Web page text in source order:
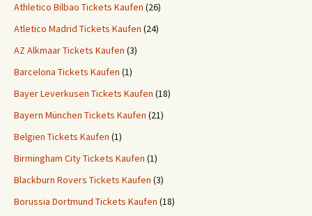
Athletico Bilbao Tickets Kaufen (26)
Atletico Madrid Tickets Kaufen (24)
AZ Alkmaar Tickets Kaufen (3)
Barcelona Tickets Kaufen (1)
Bayer Leverkusen Tickets Kaufen (18)
Bayern München Tickets Kaufen (21)
Belgien Tickets Kaufen (1)
Birmingham City Tickets Kaufen (1)
Blackburn Rovers Tickets Kaufen (3)
Borussia Dortmund Tickets Kaufen (18)